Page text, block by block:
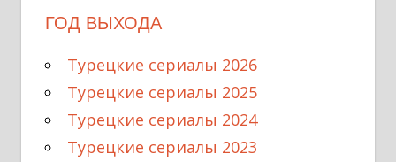
ГОД ВЫХОДА
Турецкие сериалы 2026
Турецкие сериалы 2025
Турецкие сериалы 2024
Турецкие сериалы 2023